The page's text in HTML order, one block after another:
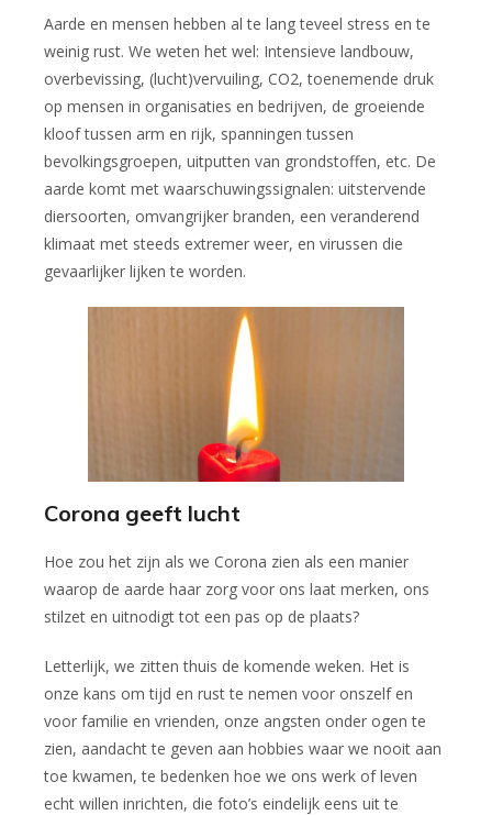
Aarde en mensen hebben al te lang teveel stress en te
weinig rust. We weten het wel: Intensieve landbouw,
overbevissing, (lucht)vervuiling, CO2, toenemende druk
op mensen in organisaties en bedrijven, de groeiende
kloof tussen arm en rijk, spanningen tussen
bevolkingsgroepen, uitputten van grondstoffen, etc. De
aarde komt met waarschuwingssignalen: uitstervende
diersoorten, omvangrijker branden, een veranderend
klimaat met steeds extremer weer, en virussen die
gevaarlijker lijken te worden.
Corona geeft lucht
Hoe zou het zijn als we Corona zien als een manier
waarop de aarde haar zorg voor ons laat merken, ons
stilzet en uitnodigt tot een pas op de plaats?
Letterlijk, we zitten thuis de komende weken. Het is
onze kans om tijd en rust te nemen voor onszelf en
voor familie en vrienden, onze angsten onder ogen te
zien, aandacht te geven aan hobbies waar we nooit aan
toe kwamen, te bedenken hoe we ons werk of leven
echt willen inrichten, die foto’s eindelijk eens uit te